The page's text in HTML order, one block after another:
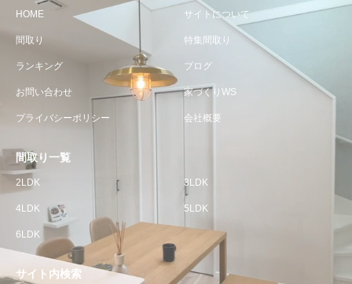
HOME サイトについて
間取り 特集間取り
ランキング ブログ
お問い合わせ 家づくりWS
プライバシーポリシー 会社概要
間取り一覧
2LDK 3LDK
4LDK 5LDK
6LDK
サイト内検索